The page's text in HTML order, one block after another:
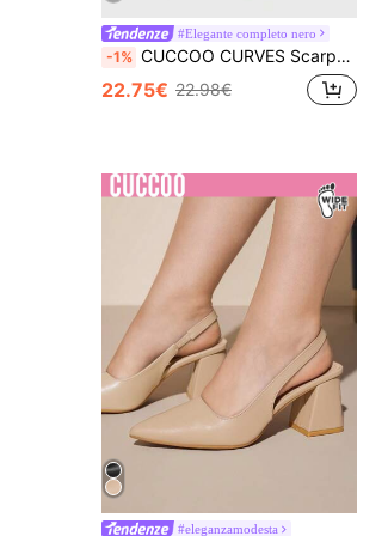
#Elegante completo nero
-1% CUCCOO CURVES Scarpe con tacco alto a punta larga di moda per taglie forti, adatte per Capodanno, Natale e San Valentino
22.75€ 22.98€
#eleganzamodesta